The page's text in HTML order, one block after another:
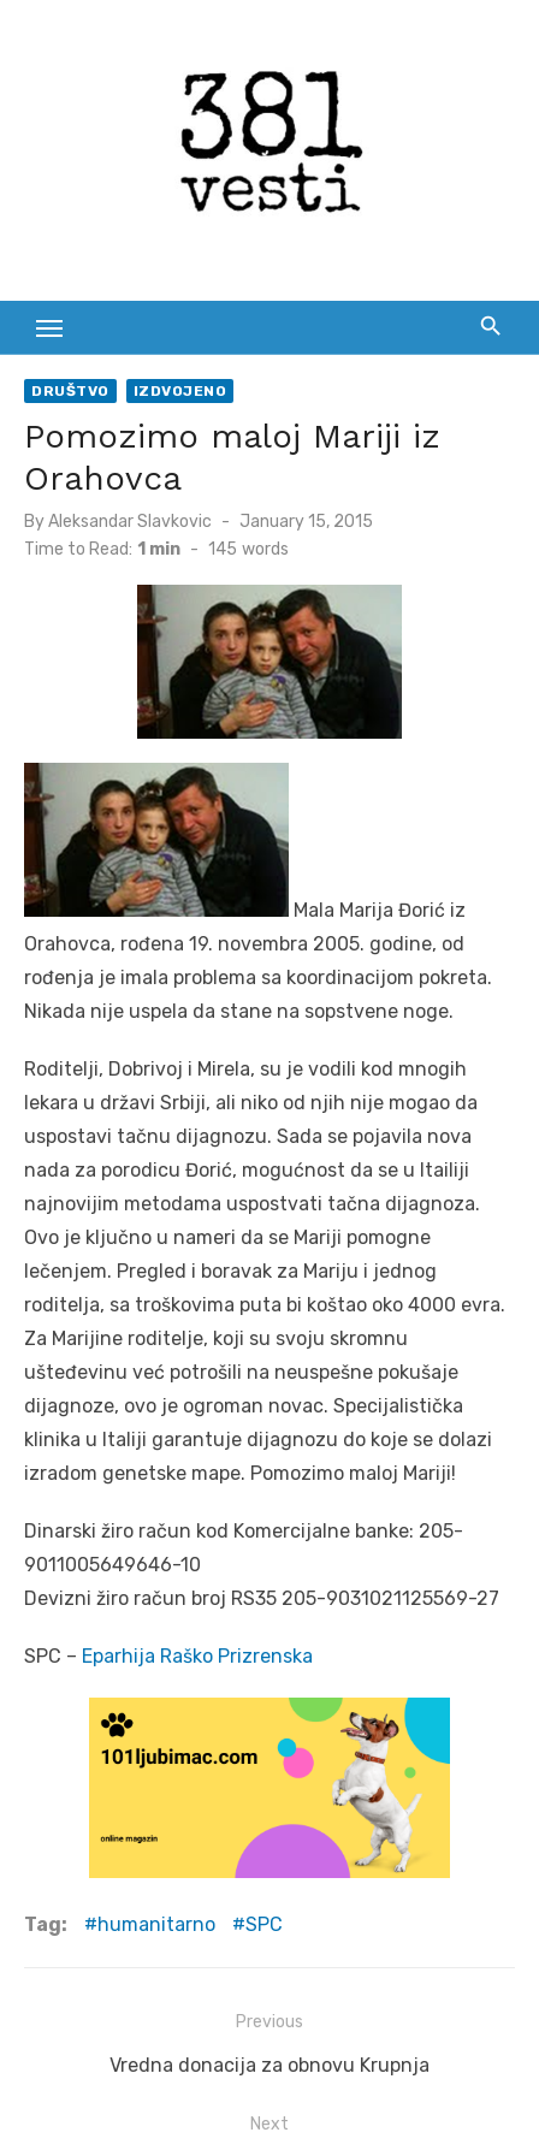
DRUŠTVO IZDVOJENO
Pomozimo maloj Mariji iz
Orahovca
ByAleksandar Slavkovic
Posted
on
January 15, 2015
Time to Read: 1 min - 145 words
Mala Marija Đorić iz
Orahovca, rođena 19. novembra 2005. godine, od
rođenja je imala problema sa koordinacijom pokreta.
Nikada nije uspela da stane na sopstvene noge.
Roditelji, Dobrivoj i Mirela, su je vodili kod mnogih
lekara u državi Srbiji, ali niko od njih nije mogao da
uspostavi tačnu dijagnozu. Sada se pojavila nova
nada za porodicu Đorić, mogućnost da se u Itailiji
najnovijim metodama uspostvati tačna dijagnoza.
Ovo je ključno u nameri da se Mariji pomogne
lečenjem. Pregled i boravak za Mariju i jednog
roditelja, sa troškovima puta bi koštao oko 4000 evra.
Za Marijine roditelje, koji su svoju skromnu
ušteđevinu već potrošili na neuspešne pokušaje
dijagnoze, ovo je ogroman novac. Specijalistička
klinika u Italiji garantuje dijagnozu do koje se dolazi
izradom genetske mape. Pomozimo maloj Mariji!
Dinarski žiro račun kod Komercijalne banke: 205-
9011005649646-10
Devizni žiro račun broj RS35 205-9031021125569-27
SPC – Eparhija Raško Prizrenska
Tag: humanitarno SPC
navigation
Previous
Previous
Vredna donacija za obnovu Krupnja
Next